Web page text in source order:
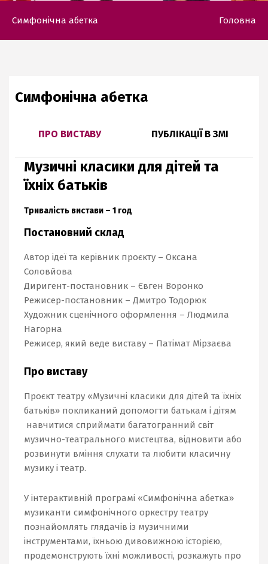
Симфонічна абетка Головна
Симфонічна абетка
ПРО ВИСТАВУ ПУБЛІКАЦІЇ В ЗМІ
Музичні класики для дітей та
їхніх батьків
Тривалість вистави – 1 год
Постановний склад
Автор ідеї та керівник проєкту – Оксана
Соловйова
Диригент-постановник – Євген Воронко
Режисер-постановник – Дмитро Тодорюк
Художник сценічного оформлення – Людмила
Нагорна
Режисер, який веде виставу – Патімат Мірзаєва
Про виставу
Проєкт театру «Музичні класики для дітей та їхніх
батьків» покликаний допомогти батькам і дітям
навчитися сприймати багатогранний світ
музично-театрального мистецтва, відновити або
розвинути вміння слухати та любити класичну
музику і театр.
У інтерактивній програмі «Симфонічна абетка»
музиканти симфонічного оркестру театру
познайомлять глядачів із музичними
інструментами, їхньою дивовижною історією,
продемонструють їхні можливості, розкажуть про